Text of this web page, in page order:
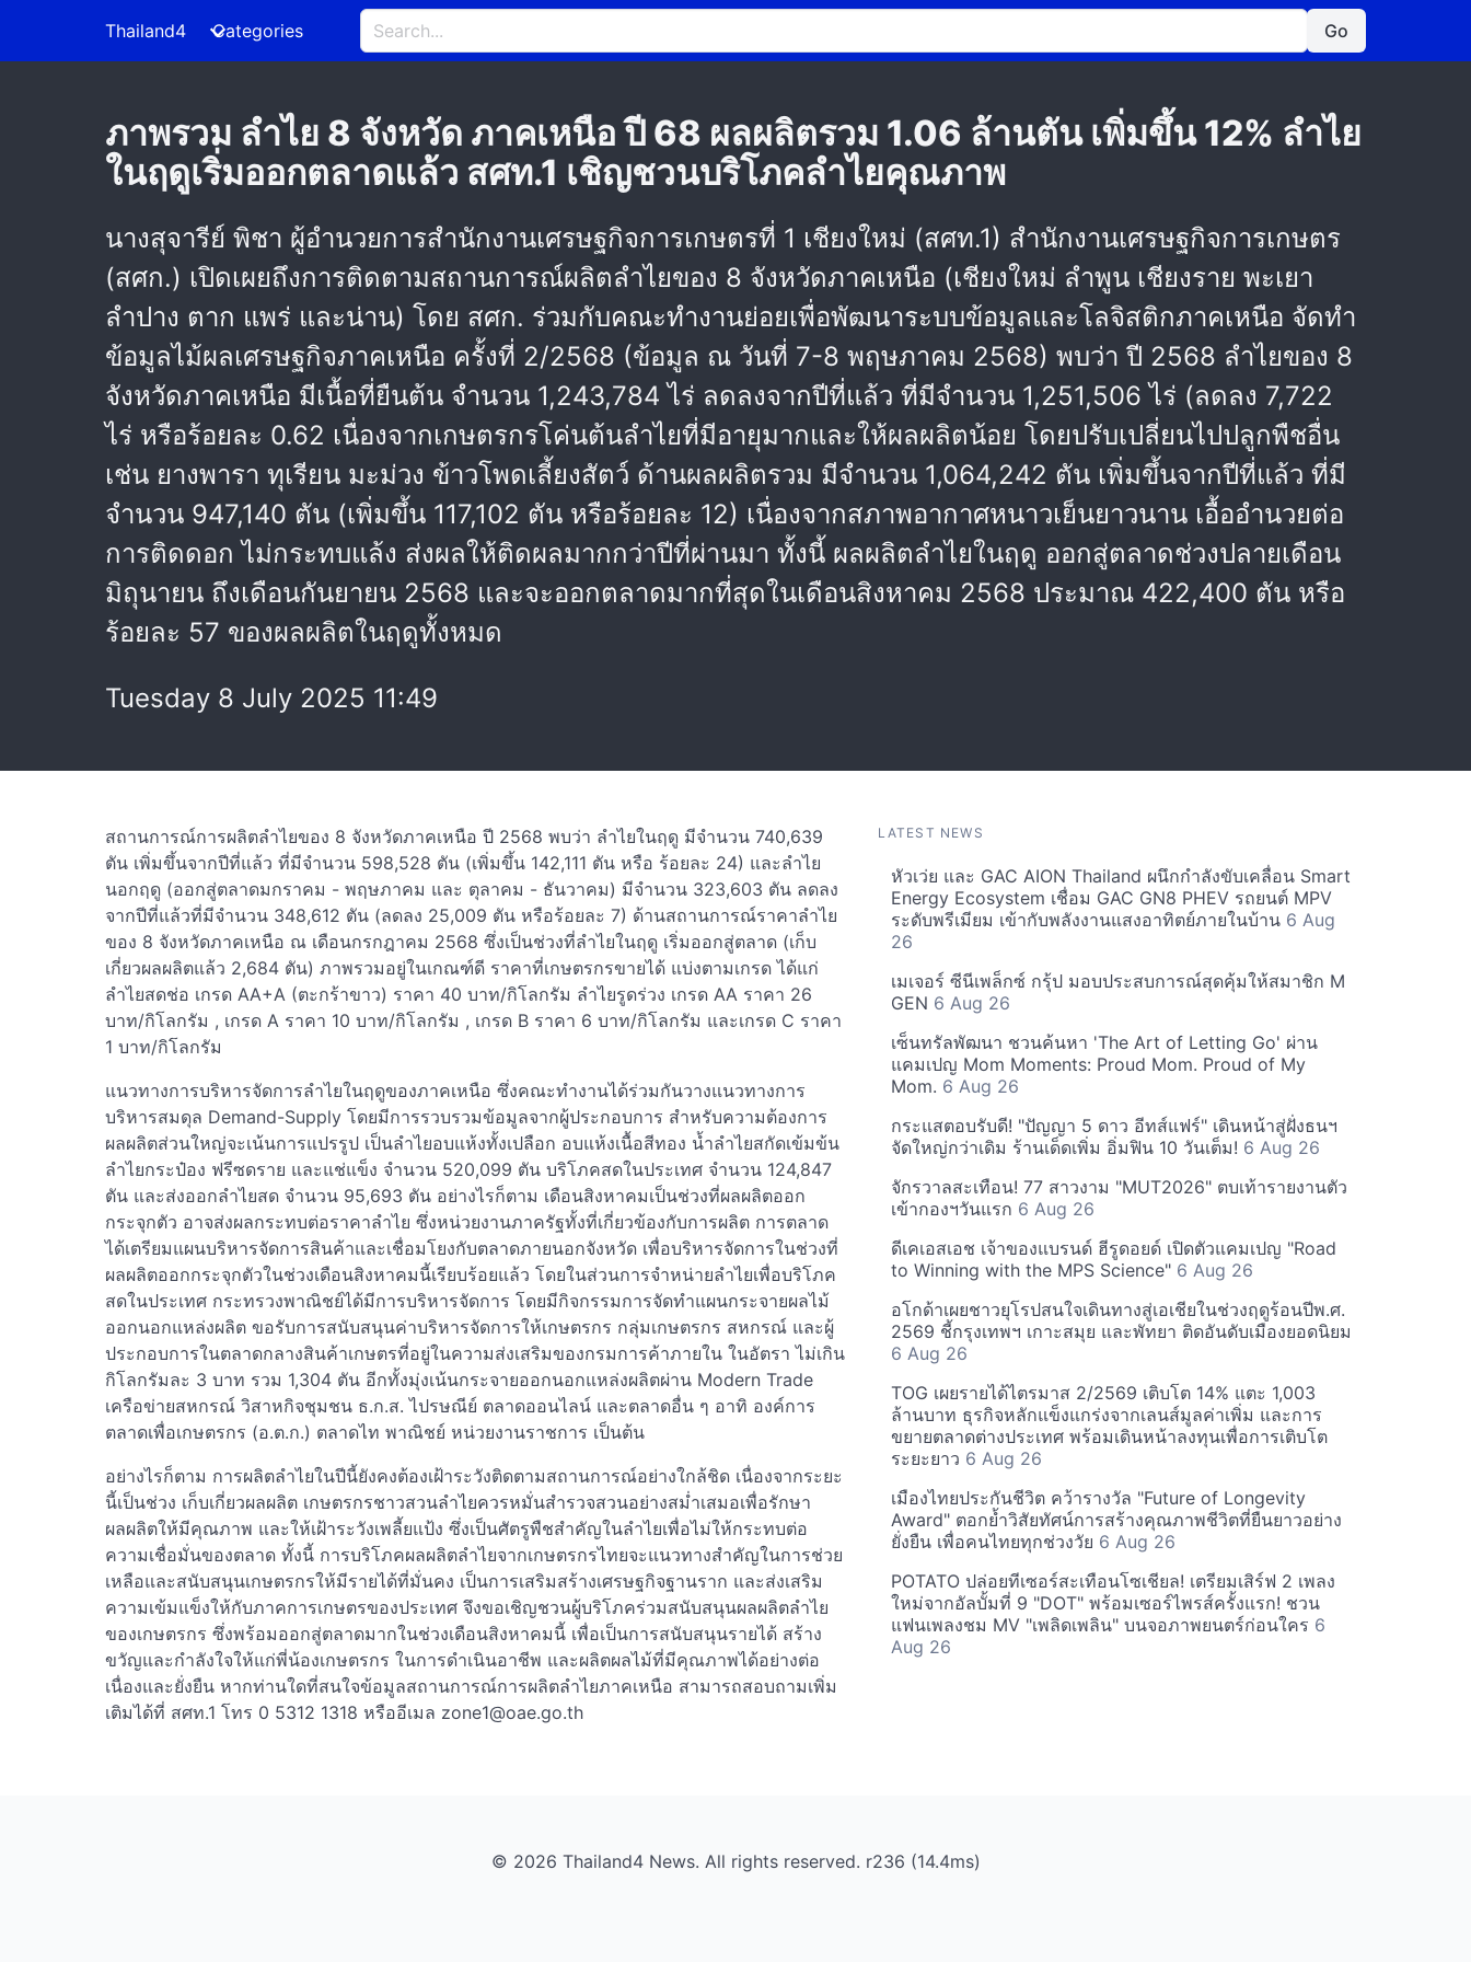
Thailand4 Categories Go
ภาพรวม ลำไย 8 จังหวัด ภาคเหนือ ปี 68 ผลผลิตรวม 1.06 ล้านตัน เพิ่มขึ้น 12% ลำไย
ในฤดูเริ่มออกตลาดแล้ว สศท.1 เชิญชวนบริโภคลำไยคุณภาพ
นางสุจารีย์ พิชา ผู้อำนวยการสำนักงานเศรษฐกิจการเกษตรที่ 1 เชียงใหม่ (สศท.1) สำนักงานเศรษฐกิจการเกษตร
(สศก.) เปิดเผยถึงการติดตามสถานการณ์ผลิตลำไยของ 8 จังหวัดภาคเหนือ (เชียงใหม่ ลำพูน เชียงราย พะเยา
ลำปาง ตาก แพร่ และน่าน) โดย สศก. ร่วมกับคณะทำงานย่อยเพื่อพัฒนาระบบข้อมูลและโลจิสติกภาคเหนือ จัดทำ
ข้อมูลไม้ผลเศรษฐกิจภาคเหนือ ครั้งที่ 2/2568 (ข้อมูล ณ วันที่ 7-8 พฤษภาคม 2568) พบว่า ปี 2568 ลำไยของ 8
จังหวัดภาคเหนือ มีเนื้อที่ยืนต้น จำนวน 1,243,784 ไร่ ลดลงจากปีที่แล้ว ที่มีจำนวน 1,251,506 ไร่ (ลดลง 7,722
ไร่ หรือร้อยละ 0.62 เนื่องจากเกษตรกรโค่นต้นลำไยที่มีอายุมากและให้ผลผลิตน้อย โดยปรับเปลี่ยนไปปลูกพืชอื่น
เช่น ยางพารา ทุเรียน มะม่วง ข้าวโพดเลี้ยงสัตว์ ด้านผลผลิตรวม มีจำนวน 1,064,242 ตัน เพิ่มขึ้นจากปีที่แล้ว ที่มี
จำนวน 947,140 ตัน (เพิ่มขึ้น 117,102 ตัน หรือร้อยละ 12) เนื่องจากสภาพอากาศหนาวเย็นยาวนาน เอื้ออำนวยต่อ
การติดดอก ไม่กระทบแล้ง ส่งผลให้ติดผลมากกว่าปีที่ผ่านมา ทั้งนี้ ผลผลิตลำไยในฤดู ออกสู่ตลาดช่วงปลายเดือน
มิถุนายน ถึงเดือนกันยายน 2568 และจะออกตลาดมากที่สุดในเดือนสิงหาคม 2568 ประมาณ 422,400 ตัน หรือ
ร้อยละ 57 ของผลผลิตในฤดูทั้งหมด
Tuesday 8 July 2025 11:49
สถานการณ์การผลิตลำไยของ 8 จังหวัดภาคเหนือ ปี 2568 พบว่า ลำไยในฤดู มีจำนวน 740,639
ตัน เพิ่มขึ้นจากปีที่แล้ว ที่มีจำนวน 598,528 ตัน (เพิ่มขึ้น 142,111 ตัน หรือ ร้อยละ 24) และลำไย
นอกฤดู (ออกสู่ตลาดมกราคม - พฤษภาคม และ ตุลาคม - ธันวาคม) มีจำนวน 323,603 ตัน ลดลง
จากปีที่แล้วที่มีจำนวน 348,612 ตัน (ลดลง 25,009 ตัน หรือร้อยละ 7) ด้านสถานการณ์ราคาลำไย
ของ 8 จังหวัดภาคเหนือ ณ เดือนกรกฎาคม 2568 ซึ่งเป็นช่วงที่ลำไยในฤดู เริ่มออกสู่ตลาด (เก็บ
เกี่ยวผลผลิตแล้ว 2,684 ตัน) ภาพรวมอยู่ในเกณฑ์ดี ราคาที่เกษตรกรขายได้ แบ่งตามเกรด ได้แก่
ลำไยสดช่อ เกรด AA+A (ตะกร้าขาว) ราคา 40 บาท/กิโลกรัม ลำไยรูดร่วง เกรด AA ราคา 26
บาท/กิโลกรัม , เกรด A ราคา 10 บาท/กิโลกรัม , เกรด B ราคา 6 บาท/กิโลกรัม และเกรด C ราคา
1 บาท/กิโลกรัม
แนวทางการบริหารจัดการลำไยในฤดูของภาคเหนือ ซึ่งคณะทำงานได้ร่วมกันวางแนวทางการ
บริหารสมดุล Demand-Supply โดยมีการรวบรวมข้อมูลจากผู้ประกอบการ สำหรับความต้องการ
ผลผลิตส่วนใหญ่จะเน้นการแปรรูป เป็นลำไยอบแห้งทั้งเปลือก อบแห้งเนื้อสีทอง น้ำลำไยสกัดเข้มข้น
ลำไยกระป๋อง ฟรีซดราย และแช่แข็ง จำนวน 520,099 ตัน บริโภคสดในประเทศ จำนวน 124,847
ตัน และส่งออกลำไยสด จำนวน 95,693 ตัน อย่างไรก็ตาม เดือนสิงหาคมเป็นช่วงที่ผลผลิตออก
กระจุกตัว อาจส่งผลกระทบต่อราคาลำไย ซึ่งหน่วยงานภาครัฐทั้งที่เกี่ยวข้องกับการผลิต การตลาด
ได้เตรียมแผนบริหารจัดการสินค้าและเชื่อมโยงกับตลาดภายนอกจังหวัด เพื่อบริหารจัดการในช่วงที่
ผลผลิตออกกระจุกตัวในช่วงเดือนสิงหาคมนี้เรียบร้อยแล้ว โดยในส่วนการจำหน่ายลำไยเพื่อบริโภค
สดในประเทศ กระทรวงพาณิชย์ได้มีการบริหารจัดการ โดยมีกิจกรรมการจัดทำแผนกระจายผลไม้
ออกนอกแหล่งผลิต ขอรับการสนับสนุนค่าบริหารจัดการให้เกษตรกร กลุ่มเกษตรกร สหกรณ์ และผู้
ประกอบการในตลาดกลางสินค้าเกษตรที่อยู่ในความส่งเสริมของกรมการค้าภายใน ในอัตรา ไม่เกิน
กิโลกรัมละ 3 บาท รวม 1,304 ตัน อีกทั้งมุ่งเน้นกระจายออกนอกแหล่งผลิตผ่าน Modern Trade
เครือข่ายสหกรณ์ วิสาหกิจชุมชน ธ.ก.ส. ไปรษณีย์ ตลาดออนไลน์ และตลาดอื่น ๆ อาทิ องค์การ
ตลาดเพื่อเกษตรกร (อ.ต.ก.) ตลาดไท พาณิชย์ หน่วยงานราชการ เป็นต้น
อย่างไรก็ตาม การผลิตลำไยในปีนี้ยังคงต้องเฝ้าระวังติดตามสถานการณ์อย่างใกล้ชิด เนื่องจากระยะ
นี้เป็นช่วง เก็บเกี่ยวผลผลิต เกษตรกรชาวสวนลำไยควรหมั่นสำรวจสวนอย่างสม่ำเสมอเพื่อรักษา
ผลผลิตให้มีคุณภาพ และให้เฝ้าระวังเพลี้ยแป้ง ซึ่งเป็นศัตรูพืชสำคัญในลำไยเพื่อไม่ให้กระทบต่อ
ความเชื่อมั่นของตลาด ทั้งนี้ การบริโภคผลผลิตลำไยจากเกษตรกรไทยจะแนวทางสำคัญในการช่วย
เหลือและสนับสนุนเกษตรกรให้มีรายได้ที่มั่นคง เป็นการเสริมสร้างเศรษฐกิจฐานราก และส่งเสริม
ความเข้มแข็งให้กับภาคการเกษตรของประเทศ จึงขอเชิญชวนผู้บริโภคร่วมสนับสนุนผลผลิตลำไย
ของเกษตรกร ซึ่งพร้อมออกสู่ตลาดมากในช่วงเดือนสิงหาคมนี้ เพื่อเป็นการสนับสนุนรายได้ สร้าง
ขวัญและกำลังใจให้แก่พี่น้องเกษตรกร ในการดำเนินอาชีพ และผลิตผลไม้ที่มีคุณภาพได้อย่างต่อ
เนื่องและยั่งยืน หากท่านใดที่สนใจข้อมูลสถานการณ์การผลิตลำไยภาคเหนือ สามารถสอบถามเพิ่ม
เติมได้ที่ สศท.1 โทร 0 5312 1318 หรืออีเมล zone1@oae.go.th
LATEST NEWS
หัวเว่ย และ GAC AION Thailand ผนึกกำลังขับเคลื่อน Smart
Energy Ecosystem เชื่อม GAC GN8 PHEV รถยนต์ MPV
ระดับพรีเมียม เข้ากับพลังงานแสงอาทิตย์ภายในบ้าน 6 Aug
26
เมเจอร์ ซีนีเพล็กซ์ กรุ้ป มอบประสบการณ์สุดคุ้มให้สมาชิก M
GEN 6 Aug 26
เซ็นทรัลพัฒนา ชวนค้นหา 'The Art of Letting Go' ผ่าน
แคมเปญ Mom Moments: Proud Mom. Proud of My
Mom. 6 Aug 26
กระแสตอบรับดี! "ปัญญา 5 ดาว อีทส์แฟร์" เดินหน้าสู่ฝั่งธนฯ
จัดใหญ่กว่าเดิม ร้านเด็ดเพิ่ม อิ่มฟิน 10 วันเต็ม! 6 Aug 26
จักรวาลสะเทือน! 77 สาวงาม "MUT2026" ตบเท้ารายงานตัว
เข้ากองฯวันแรก 6 Aug 26
ดีเคเอสเอช เจ้าของแบรนด์ ฮีรูดอยด์ เปิดตัวแคมเปญ "Road
to Winning with the MPS Science" 6 Aug 26
อโกด้าเผยชาวยุโรปสนใจเดินทางสู่เอเชียในช่วงฤดูร้อนปีพ.ศ.
2569 ชี้กรุงเทพฯ เกาะสมุย และพัทยา ติดอันดับเมืองยอดนิยม
6 Aug 26
TOG เผยรายได้ไตรมาส 2/2569 เติบโต 14% แตะ 1,003
ล้านบาท ธุรกิจหลักแข็งแกร่งจากเลนส์มูลค่าเพิ่ม และการ
ขยายตลาดต่างประเทศ พร้อมเดินหน้าลงทุนเพื่อการเติบโต
ระยะยาว 6 Aug 26
เมืองไทยประกันชีวิต คว้ารางวัล "Future of Longevity
Award" ตอกย้ำวิสัยทัศน์การสร้างคุณภาพชีวิตที่ยืนยาวอย่าง
ยั่งยืน เพื่อคนไทยทุกช่วงวัย 6 Aug 26
POTATO ปล่อยทีเซอร์สะเทือนโซเชียล! เตรียมเสิร์ฟ 2 เพลง
ใหม่จากอัลบั้มที่ 9 "DOT" พร้อมเซอร์ไพรส์ครั้งแรก! ชวน
แฟนเพลงชม MV "เพลิดเพลิน" บนจอภาพยนตร์ก่อนใคร 6
Aug 26
© 2026 Thailand4 News. All rights reserved. r236 (14.4ms)